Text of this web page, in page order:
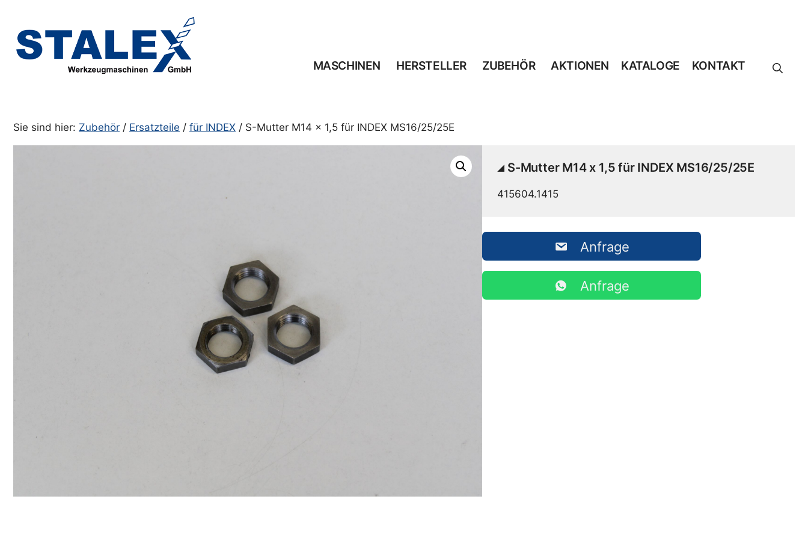
springen
MASCHINEN HERSTELLER ZUBEHÖR AKTIONEN KATALOGE KONTAKT
Sie sind hier: Zubehör / Ersatzteile / für INDEX / S-Mutter M14 x 1,5 für INDEX MS16/25/25E
S-Mutter M14 x 1,5 für INDEX MS16/25/25E
415604.1415
Anfrage
Anfrage